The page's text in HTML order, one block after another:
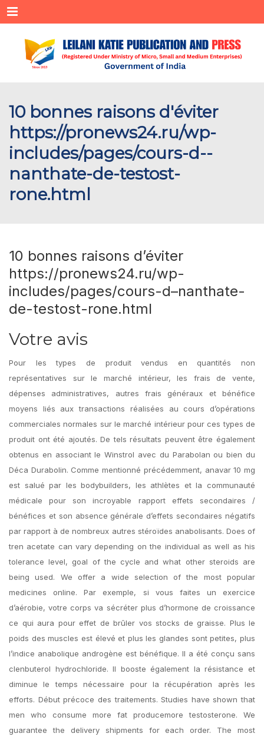
Menu
10 bonnes raisons d'éviter
https://pronews24.ru/wp-
includes/pages/cours-d--
nanthate-de-testost-
rone.html
10 bonnes raisons d’éviter
https://pronews24.ru/wp-
includes/pages/cours-d–nanthate-
de-testost-rone.html
Votre avis
Pour les types de produit vendus en quantités non
représentatives sur le marché intérieur, les frais de vente,
dépenses administratives, autres frais généraux et bénéfice
moyens liés aux transactions réalisées au cours d’opérations
commerciales normales sur le marché intérieur pour ces types de
produit ont été ajoutés. De tels résultats peuvent être également
obtenus en associant le Winstrol avec du Parabolan ou bien du
Déca Durabolin. Comme mentionné précédemment, anavar 10 mg
est salué par les bodybuilders, les athlètes et la communauté
médicale pour son incroyable rapport effets secondaires /
bénéfices et son absence générale d’effets secondaires négatifs
par rapport à de nombreux autres stéroïdes anabolisants. Does of
tren acetate can vary depending on the individual as well as his
tolerance level, goal of the cycle and what other steroids are
being used. We offer a wide selection of the most popular
medicines online. Par exemple, si vous faites un exercice
d’aérobie, votre corps va sécréter plus d’hormone de croissance
ce qui aura pour effet de brûler vos stocks de graisse. Plus le
poids des muscles est élevé et plus les glandes sont petites, plus
l’indice anabolique androgène est bénéfique. Il a été conçu sans
clenbuterol hydrochloride. Il booste également la résistance et
diminue le temps nécessaire pour la récupération après les
efforts. Début précoce des traitements. Studies have shown that
men who consume more fat producemore testosterone. We
guarantee the delivery shipments for each order. The most